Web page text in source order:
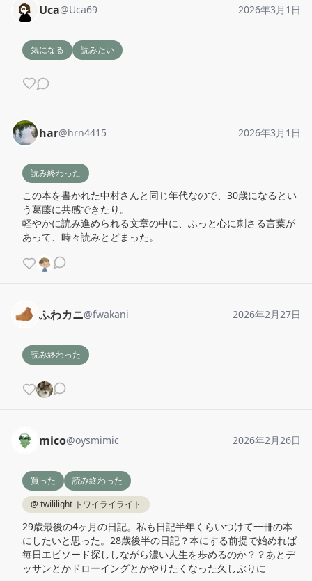
Uca@Uca69 2026年3月1日
気になる 読みたい
har@hrn4415 2026年3月1日
読み終わった
この本を書かれた中村さんと同じ年代なので、30歳になるとい
う葛藤に共感できたり。
軽やかに読み進められる文章の中に、ふっと心に刺さる言葉が
あって、時々読みとどまった。
ふわカニ@fwakani 2026年2月27日
読み終わった
mico@oysmimic 2026年2月26日
買った
読み終わった
@ twililight トワイライライト
29歳最後の4ヶ月の日記。私も日記半年くらいつけて一冊の本
にしたいと思った。28歳後半の日記？本にする前提で始めれば
毎日エピソード探ししながら濃い人生を歩めるのか？？あとデ
ッサンとかドローイングとかやりたくなった久しぶりに